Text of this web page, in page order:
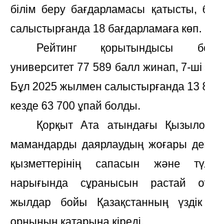
білім беру бағдарламасы
салыстырғанда 18 бағдарламаға көп.
Рейтинг қорытындысы
университет 77 589 балл жинап, 7-
Бұл 2025 жылмен салыстырғанда 13
кезде 63 700 ұпай болды.
Қорқыт Ата атындағы
мамандарды даярлаудың жоғары
қызметтерінің сапасын және
нарығында сұранысын растай
жылдар бойы Қазақстанның
орнының қатарына кіреді.